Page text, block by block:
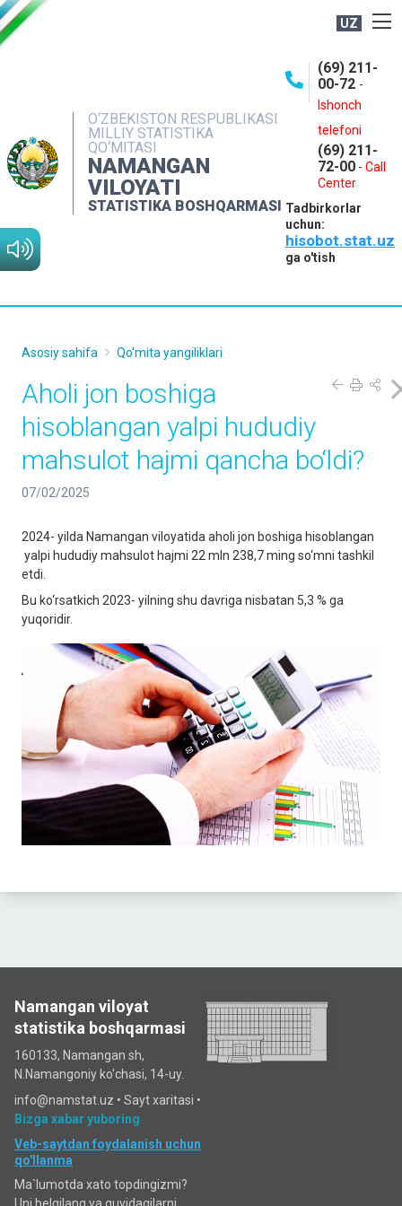
UZ
O‘ZBEKISTON RESPUBLIKASI
MILLIY STATISTIKA
QO‘MITASI
NAMANGAN
VILOYATI
STATISTIKA BOSHQARMASI
(69) 211-
00-72 -
Ishonch
telefoni
(69) 211-
72-00 - Call
Center
Tadbirkorlar
uchun:
hisobot.stat.uz
ga o'tish
NASHRLAR
INTERAKTIV XIZMATLAR
MATBUOT XIZMATI
MUROJAATLAR
Asosiy sahifa Qo'mita yangiliklari
Aholi jon boshiga
hisoblangan yalpi hududiy
mahsulot hajmi qancha bo‘ldi?
07/02/2025
2024- yilda Namangan viloyatida aholi jon boshiga hisoblangan
yalpi hududiy mahsulot hajmi 22 mln 238,7 ming so‘mni tashkil
etdi.
Bu ko‘rsatkich 2023- yilning shu davriga nisbatan 5,3 % ga
yuqoridir.
Namangan viloyat
statistika boshqarmasi
160133, Namangan sh,
N.Namangoniy ko'chasi, 14-uy.
info@namstat.uz • Sayt xaritasi •
Bizga xabar yuboring
Veb-saytdan foydalanish uchun
qo'llanma
Ma`lumotda xato topdingizmi?